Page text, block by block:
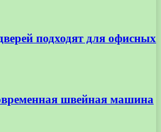
подходят для офисных
швейная машина